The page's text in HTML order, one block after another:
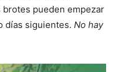
pueden empezar
días siguientes. No hay